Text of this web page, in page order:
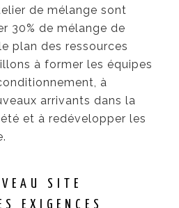
de mélange sont
30% de mélange de
plan des ressources
à former les équipes
à
arrivants dans la
et à redévelopper les
SITE
EXIGENCES